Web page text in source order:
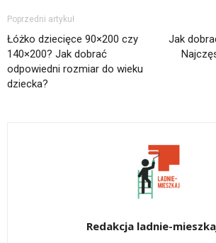
Poprzedni artykuł
Łóżko dziecięce 90×200 czy
140×200? Jak dobrać
odpowiedni rozmiar do wieku
dziecka?
Jak
Redakcja ladnie-